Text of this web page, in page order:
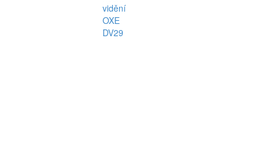
vidění
OXE
DV29